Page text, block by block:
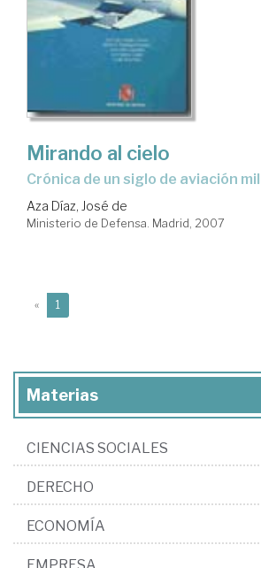
Mirando al cielo
crónica de un siglo de aviación
Aza Díaz, José de
Ministerio de Defensa. Madrid, 2007
« 1
Materias
CIENCIAS SOCIALES
DERECHO
ECONOMÍA